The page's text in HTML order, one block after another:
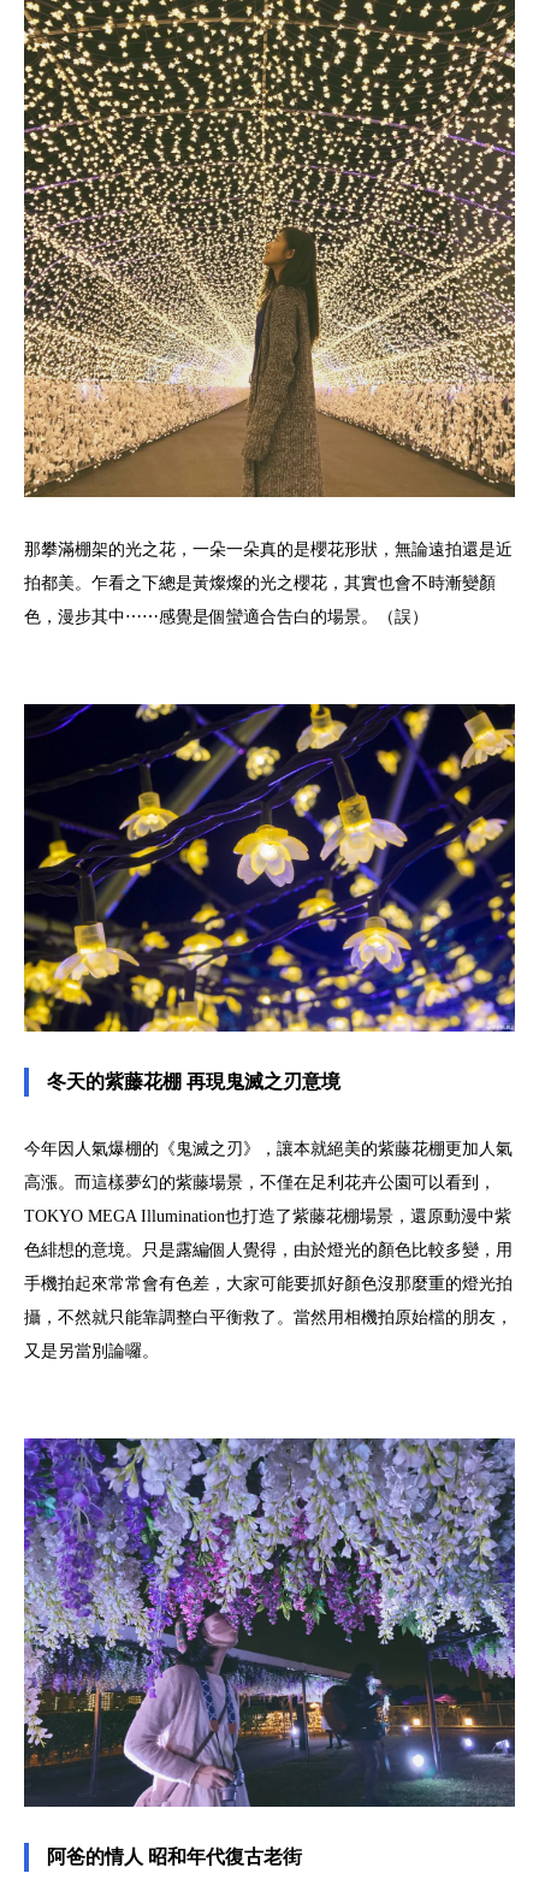
那攀滿棚架的光之花，一朵一朵真的是櫻花形狀，無論遠拍還是近
拍都美。乍看之下總是黃燦燦的光之櫻花，其實也會不時漸變顏
色，漫步其中⋯⋯感覺是個蠻適合告白的場景。（誤）
冬天的紫藤花棚 再現鬼滅之刃意境
今年因人氣爆棚的《鬼滅之刃》，讓本就絕美的紫藤花棚更加人氣
高漲。而這樣夢幻的紫藤場景，不僅在足利花卉公園可以看到，
TOKYO MEGA Illumination也打造了紫藤花棚場景，還原動漫中紫
色緋想的意境。只是露編個人覺得，由於燈光的顏色比較多變，用
手機拍起來常常會有色差，大家可能要抓好顏色沒那麼重的燈光拍
攝，不然就只能靠調整白平衡救了。當然用相機拍原始檔的朋友，
又是另當別論囉。
阿爸的情人 昭和年代復古老街